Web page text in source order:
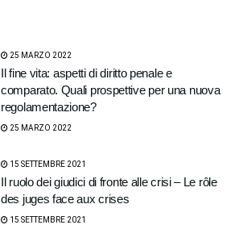
25 MARZO 2022
Il fine vita: aspetti di diritto penale e
comparato. Quali prospettive per una nuova
regolamentazione?
25 MARZO 2022
15 SETTEMBRE 2021
Il ruolo dei giudici di fronte alle crisi – Le rôle
des juges face aux crises
15 SETTEMBRE 2021